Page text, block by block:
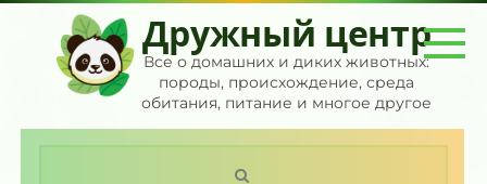
Перейти
контенту
Дружный центр
Все о домашних и диких животных:
породы, происхождение, среда
обитания, питание и многое другое